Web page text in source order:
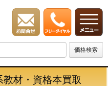
材・資格本買取